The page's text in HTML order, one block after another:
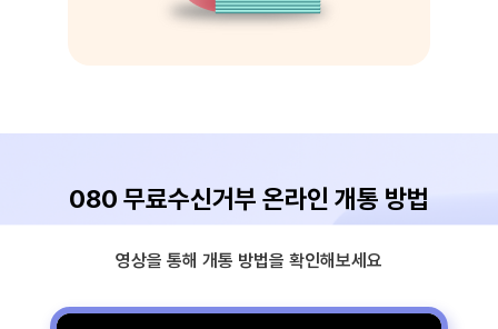
080 무료수신거부 온라인 개통 방법
영상을 통해 개통 방법을 확인해보세요